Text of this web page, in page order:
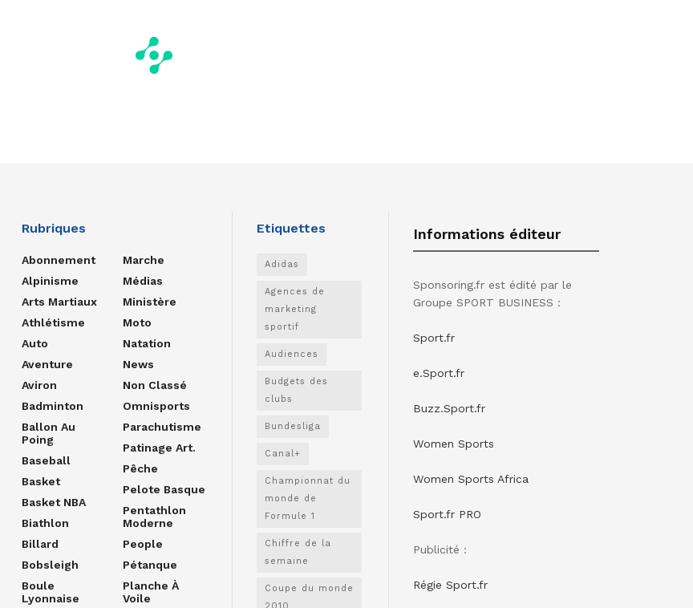
Rubriques
Abonnement
Alpinisme
Arts Martiaux
Athlétisme
Auto
Aventure
Aviron
Badminton
Ballon Au
Poing
Baseball
Basket
Basket NBA
Biathlon
Billard
Bobsleigh
Boule
Lyonnaise
Marche
Médias
Ministère
Moto
Natation
News
Non Classé
Omnisports
Parachutisme
Patinage Art.
Pêche
Pelote Basque
Pentathlon
Moderne
People
Pétanque
Planche À
Voile
Etiquettes
Adidas
Agences de
marketing
sportif
Audiences
Budgets des
clubs
Bundesliga
Canal+
Championnat du
monde de
Formule 1
Chiffre de la
semaine
Coupe du monde
Informations éditeur
Sponsoring.fr est édité par le
Groupe SPORT BUSINESS :
Sport.fr
e.Sport.fr
Buzz.Sport.fr
Women Sports
Women Sports Africa
Sport.fr PRO
Publicité :
Régie Sport.fr